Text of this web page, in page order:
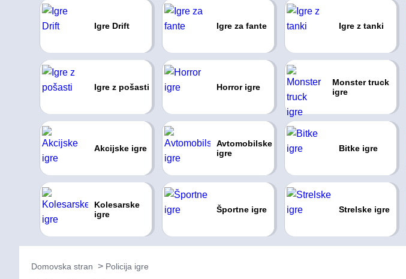
Igre Drift Igre za fante Igre z tanki
Igre z pošasti Horror igre
Monster truck
igre
Akcijske igre
Avtomobilske
igre
Bitke igre
Kolesarske
igre
Športne igre Strelske igre
Domovska stran Policija igre